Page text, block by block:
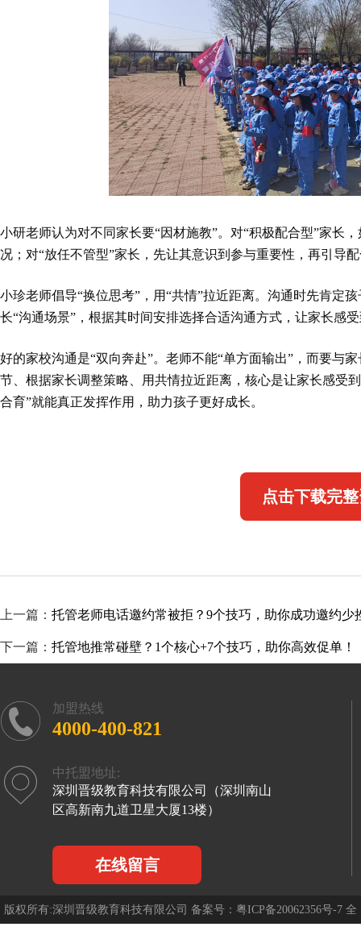
小研老师认为对不同家长要“因材施教”。对“积极配合型”家长
况；对“放任不管型”家长，先让其意识到参与重要性，再引导
小珍老师倡导“换位思考”，用“共情”拉近距离。沟通时先肯定
长“沟通场景”，根据其时间安排选择合适沟通方式，让家长感
好的家校沟通是“双向奔赴”。老师不能“单方面输出”，而要与
节、根据家长调整策略、用共情拉近距离，核心是让家长感受
合育”就能真正发挥作用，助力孩子更好成长。
点击下载完
上一篇： 托管老师电话邀约常被拒？9个技巧，助你成功邀约少
下一篇： 托管地推常碰壁？1个核心+7个技巧，助你高效促单！
加盟热线
4000-400-821
中托盟地址:
深圳晋级教育科技有限公司（深圳南山
区高新南九道卫星大厦13楼）
在线留言
版权所有:深圳晋级教育科技有限公司 备案号： 粤ICP备20062356号-7 全